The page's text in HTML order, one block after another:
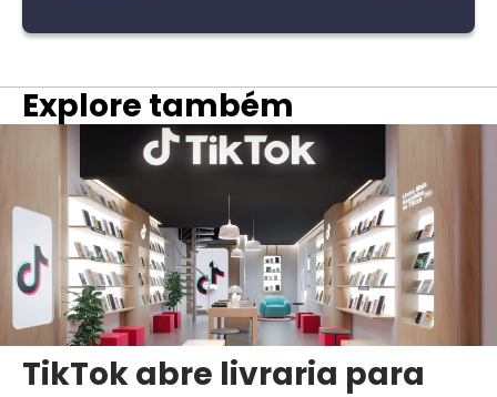
Explore também
TikTok abre livraria para